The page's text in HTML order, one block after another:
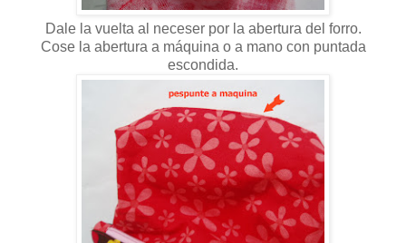
Dale la vuelta al neceser por la abertura del forro.
Cose la abertura a máquina o a mano con puntada
escondida.